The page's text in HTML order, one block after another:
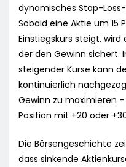
dynamisches Stop-
Sobald eine Aktie um 15
Einstiegskurs steigt,
der den Gewinn sichert.
steigender Kurse kann
kontinuierlich
Gewinn zu maximieren
Position mit +20 oder
Die Börsengeschichte
dass sinkende